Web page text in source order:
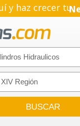
y haz crecer tu